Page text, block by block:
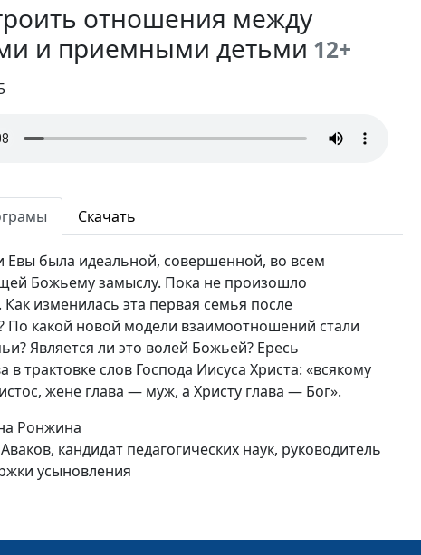
отношения между
и приемными детьми 12+
Скачать
Евы была идеальной, совершенной, во всем
Божьему замыслу. Пока не произошло
Как изменилась эта первая семья после
По какой новой модели взаимоотношений стали
Является ли это волей Божьей? Ересь
в трактовке слов Господа Иисуса Христа: «всякому
жене глава — муж, а Христу глава — Бог».
Ронжина
кандидат педагогических наук, руководитель
усыновления